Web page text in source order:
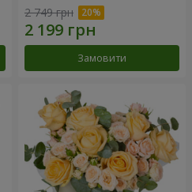
2 749 грн
Замовити